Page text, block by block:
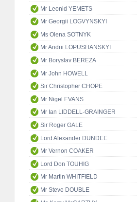
Mr Leonid YEMETS
Mr Georgii LOGVYNSKYI
Ms Olena SOTNYK
Mr Andrii LOPUSHANSKYI
Mr Boryslav BEREZA
Mr John HOWELL
Sir Christopher CHOPE
Mr Nigel EVANS
Mr Ian LIDDELL-GRAINGER
Sir Roger GALE
Lord Alexander DUNDEE
Mr Vernon COAKER
Lord Don TOUHIG
Mr Martin WHITFIELD
Mr Steve DOUBLE